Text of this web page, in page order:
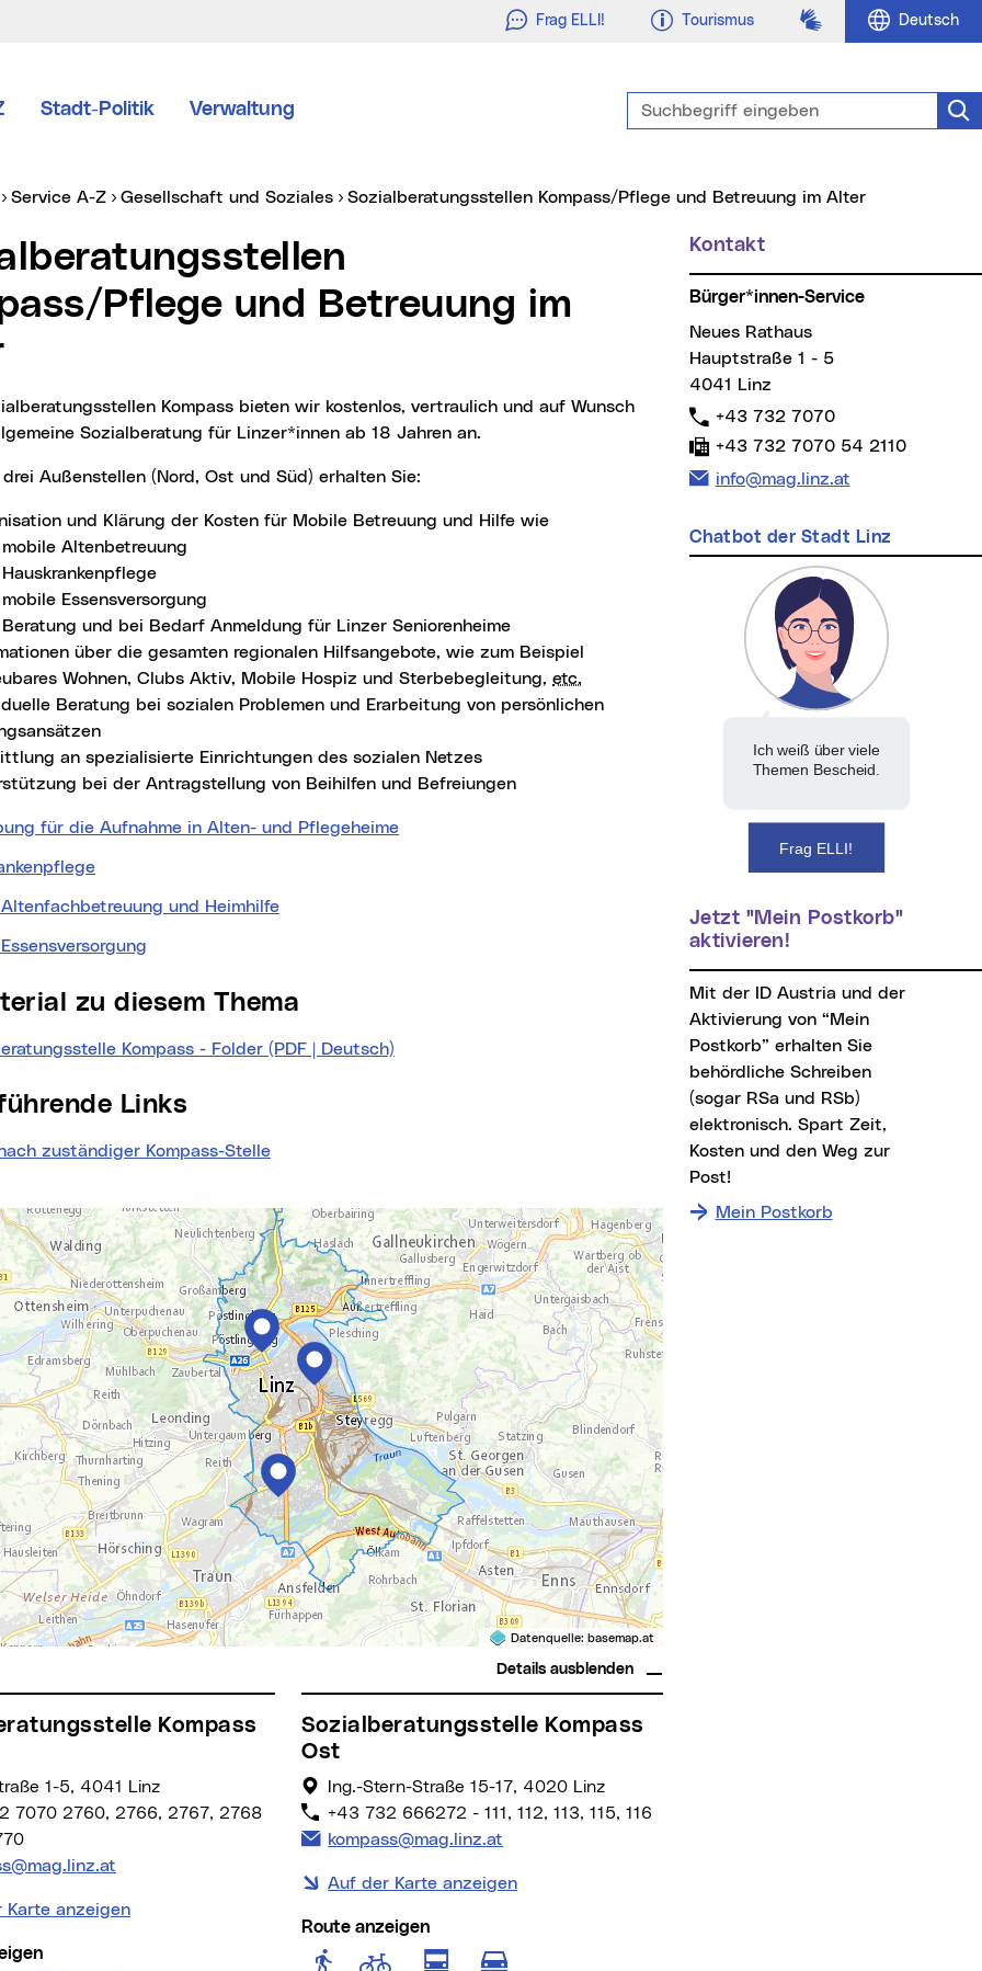
Frag ELLI! Tourismus Gebärdensprache
Deutsch
Stadt-Politik Verwaltung Suchbegriff eingeben
Service A-Z Gesellschaft und Soziales Sozialberatungsstellen Kompass/Pflege und Betreuung im Alter(aktueller
Pflege und Betreuung im
Sozialberatung für Linzer*innen ab 18 Jahren an.
drei Außenstellen (Nord, Ost und Süd) erhalten Sie:
und Klärung der Kosten für Mobile Betreuung und Hilfe wie
mobile Altenbetreuung
Hauskrankenpflege
mobile Essensversorgung
Beratung und bei Bedarf Anmeldung für Linzer Seniorenheime
über die gesamten regionalen Hilfsangebote, wie zum Beispiel
Wohnen, Clubs Aktiv, Mobile Hospiz und Sterbebegleitung, etc.
Beratung bei sozialen Problemen und Erarbeitung von persönlichen
an spezialisierte Einrichtungen des sozialen Netzes
bei der Antragstellung von Beihilfen und Befreiungen
für die Aufnahme in Alten- und Pflegeheime
und Heimhilfe
zu diesem Thema
Kompass - Folder (PDF | Deutsch)
Links
zuständiger Kompass-Stelle
Datenquelle: basemap.at
Details ausblenden
1-5, 4041 Linz
7070 2760, 2766, 2767, 2768
Karte anzeigen
Sozialberatungsstelle Kompass
Ost
Ing.-Stern-Straße 15-17, 4020 Linz
+43 732 666272 - 111, 112, 113, 115, 116
E-Mail Adresse:
kompass@mag.linz.at
Auf der Karte anzeigen
Route anzeigen
Route anzeigen für Fußgänger
Route anzeigen für Radfahrer
Route anzeigen für öffentliche Verkehrsmittel
Route anzeigen für motorisierten
Weitere Informationen
Kontakt
Bürger*innen-Service
Neues Rathaus
Hauptstraße 1 - 5
4041 Linz
Telefon:
+43 732 7070
Fax:
+43 732 7070 54 2110
E-Mail Adresse:
info@mag.linz.at
Chatbot der Stadt Linz
Ich weiß über viele
Themen Bescheid.
Frag ELLI!
Jetzt "Mein Postkorb"
aktivieren!
Mit der ID Austria und der
Aktivierung von “Mein
Postkorb” erhalten Sie
behördliche Schreiben
(sogar RSa und RSb)
elektronisch. Spart Zeit,
Kosten und den Weg zur
Post!
Mein Postkorb